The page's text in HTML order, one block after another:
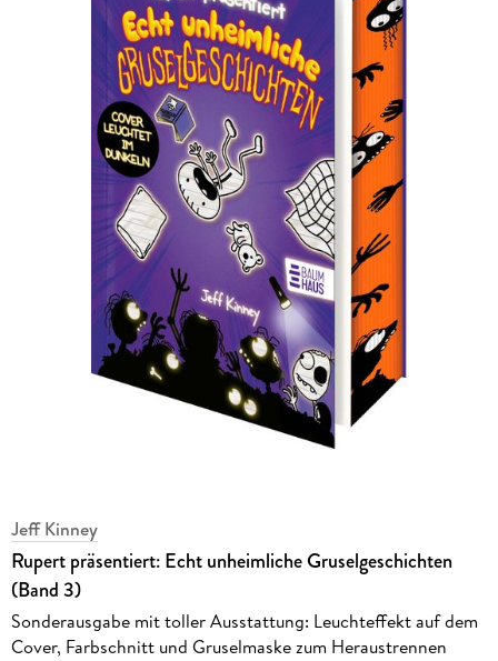
Jeff Kinney
Rupert präsentiert: Echt unheimliche Gruselgeschichten
(Band 3)
Sonderausgabe mit toller Ausstattung: Leuchteffekt auf dem
Cover, Farbschnitt und Gruselmaske zum Heraustrennen